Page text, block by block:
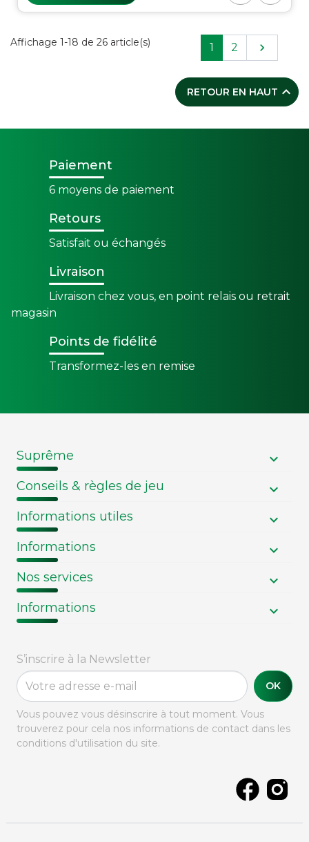
Affichage 1-18 de 26 article(s) 1 2 Suivant

RETOUR EN HAUT 
Paiement
6 moyens de paiement
Retours
Satisfait ou échangés
Livraison
Livraison chez vous, en point relais ou retrait
magasin
Points de fidélité
Transformez-les en remise
Suprême
Conseils & règles de jeu
Informations utiles
Informations
Nos services
Informations
S’inscrire à la Newsletter
OK
Vous pouvez vous désinscrire à tout moment. Vous
trouverez pour cela nos informations de contact dans les
conditions d'utilisation du site.